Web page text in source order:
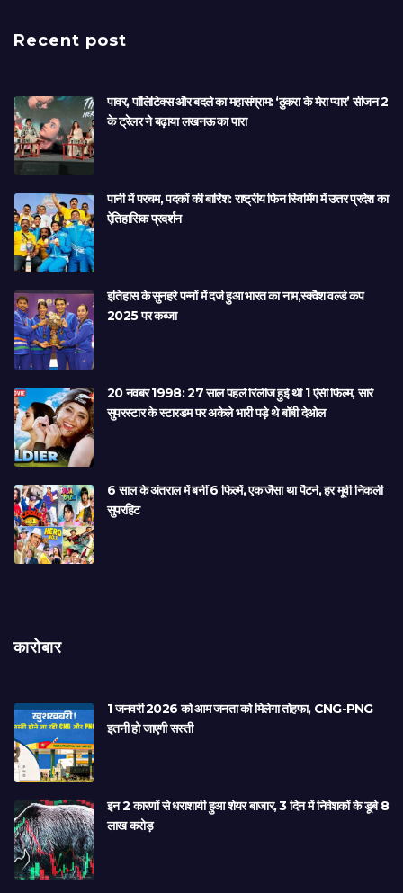
Recent post
पावर, पॉलिटिक्स और बदले का महासंग्राम: ‘ठुकरा के मेरा प्यार’ सीजन 2
के ट्रेलर ने बढ़ाया लखनऊ का पारा
पानी में परचम, पदकों की बारिश: राष्ट्रीय फिन स्विमिंग में उत्तर प्रदेश का
ऐतिहासिक प्रदर्शन
इतिहास के सुनहरे पन्नों में दर्ज हुआ भारत का नाम,स्क्वैश वर्ल्ड कप
2025 पर कब्जा
20 नवंबर 1998: 27 साल पहले रिलीज हुई थी 1 ऐसी फिल्म, सारे
सुपरस्टार के स्टारडम पर अकेले भारी पड़े थे बॉबी देओल
6 साल के अंतराल में बनीं 6 फिल्में, एक जैसा था पैटर्न, हर मूवी निकली
सुपरहिट
कारोबार
1 जनवरी 2026 को आम जनता को मिलेगा तोहफा, CNG-PNG
इतनी हो जाएगी सस्ती
इन 2 कारणों से धराशायी हुआ शेयर बाजार, 3 दिन में निवेशकों के डूबे 8
लाख करोड़